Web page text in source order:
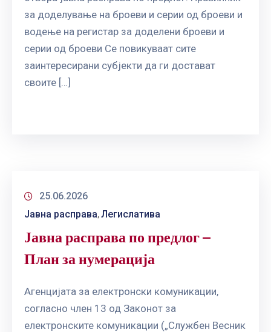
за доделување на броеви и серии од броеви и
водење на регистар за доделени броеви и
серии од броеви Се повикуваат сите
заинтересирани субјекти да ги достават
своите […]
25.06.2026
Јавна расправа‚Легислатива
Јавна расправа по предлог –
План за нумерација
Агенцијата за електронски комуникации,
согласно член 13 од Законот за
електронските комуникации („Службен Весник